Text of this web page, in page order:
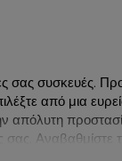
σας συσκευές.
από μια
απόλυτη
Αναβαθμίστε